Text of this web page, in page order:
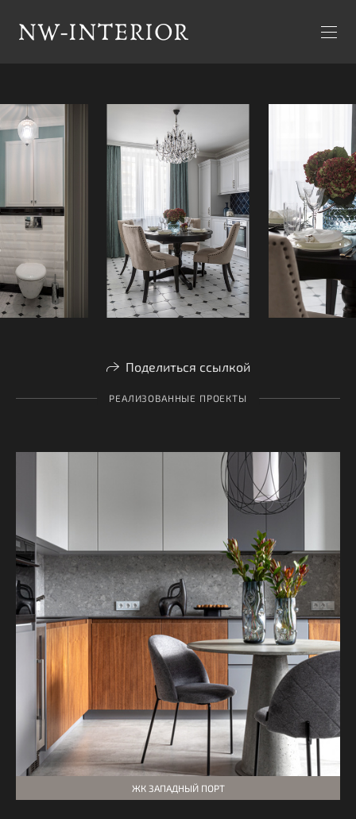
Поделиться ссылкой
РЕАЛИЗОВАННЫЕ ПРОЕКТЫ
ЖК ЗАПАДНЫЙ ПОРТ